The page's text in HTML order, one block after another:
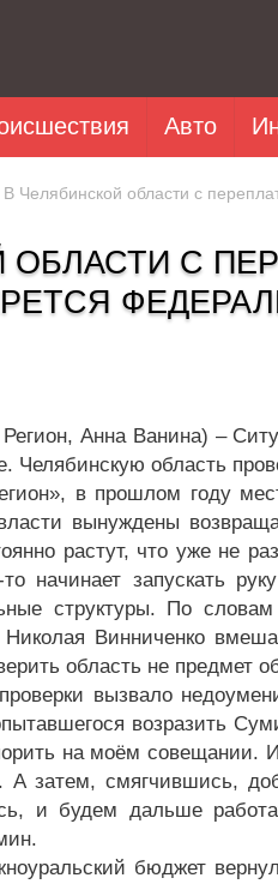
Авто
В Челябинской области с
ОБЛАСТИ С
Анна Ванина) –
Челябинскую область
в прошлом году
вынуждены
растут, что уже не
начинает запускать
структуры. По
Винниченко
область не предмет
вызвало
возразить
на моём совещании.
А затем, смягчившись,
и будем дальше
бюджет